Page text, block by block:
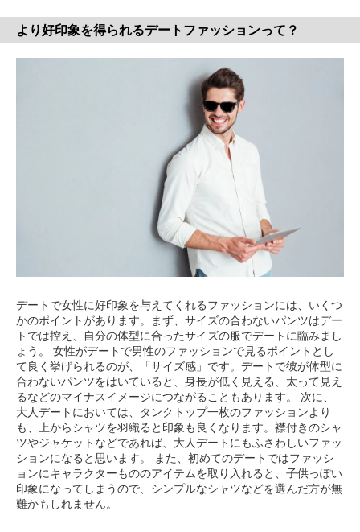
より好印象を得られるデートファッションって？
デートで女性に好印象を与えてくれるファッションには、いくつ
かのポイントがあります。まず、サイズの合わないパンツはデー
トでは控え、自分の体型に合ったサイズの服でデートに臨みまし
ょう。 女性がデートで男性のファッションで見るポイントとし
て良く挙げられるのが、「サイズ感」です。デートで彼が体型に
合わないパンツをはいていると、身長が低く見える、太って見え
るなどのマイナスイメージにつながることもあります。 次に、
大人デートにおいては、タンクトップ一枚のファッションより
も、上からシャツを羽織ると印象も良くなります。襟付きのシャ
ツやジャケットなどであれば、大人デートにもふさわしいファッ
ションになると思います。 また、初めてのデートではファッシ
ョンにキャラクターもののアイテムを取り入れると、子供っぽい
印象になってしまうので、シンプルなシャツなどを選んだ方が無
難かもしれません。